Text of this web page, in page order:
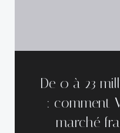
De 0 à 23
: comment
marché